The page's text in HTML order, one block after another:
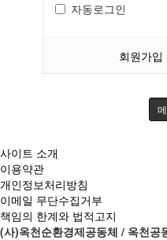
자동로그인
회원가입
사이트 소개
이용약관
개인정보처리방침
이메일 무단수집거부
책임의 한계와 법적고지
(사)옥천순환경제공동체 / 옥천공